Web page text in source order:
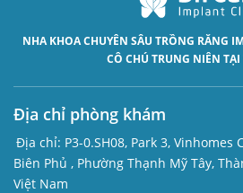
NHA KHOA CHUYÊN SÂU TRỒNG RĂNG
CÔ CHÚ TRUNG NIÊN
Địa chỉ phòng khám
Địa chỉ: P3-0.SH08, Park 3, Vinhomes
Biên Phủ , Phường Thạnh Mỹ Tây,
Việt Nam